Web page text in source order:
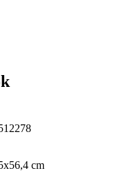
cm